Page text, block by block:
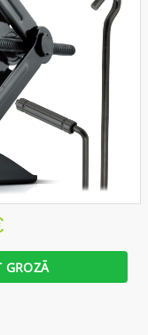
GROZĀ